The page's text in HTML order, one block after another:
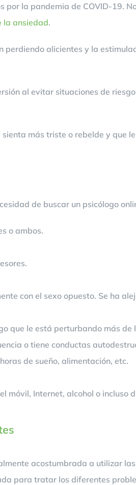
la pandemia de COVID-19.
la ansiedad.
perdiendo alicientes y la
al evitar situaciones de
más triste o rebelde y que
de buscar un psicólogo
o ambos.
con el sexo opuesto. Se ha
que le está perturbando más de
o tiene conductas
de sueño, alimentación, etc.
móvil, Internet, alcohol o incluso
acostumbrada a utilizar
para tratar los diferentes